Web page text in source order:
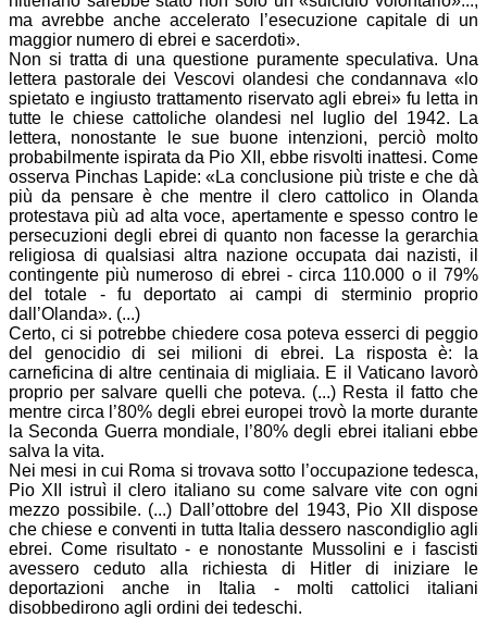
ma avrebbe anche accelerato l’esecuzione capitale di un
maggior numero di ebrei e sacerdoti».
Non si tratta di una questione puramente speculativa. Una
lettera pastorale dei Vescovi olandesi che condannava «lo
spietato e ingiusto trattamento riservato agli ebrei» fu letta in
tutte le chiese cattoliche olandesi nel luglio del 1942. La
lettera, nonostante le sue buone intenzioni, perciò molto
probabilmente ispirata da Pio XII, ebbe risvolti inattesi. Come
osserva Pinchas Lapide: «La conclusione più triste e che dà
più da pensare è che mentre il clero cattolico in Olanda
protestava più ad alta voce, apertamente e spesso contro le
persecuzioni degli ebrei di quanto non facesse la gerarchia
religiosa di qualsiasi altra nazione occupata dai nazisti, il
contingente più numeroso di ebrei - circa 110.000 o il 79%
del totale - fu deportato ai campi di sterminio proprio
dall’Olanda». (...)
Certo, ci si potrebbe chiedere cosa poteva esserci di peggio
del genocidio di sei milioni di ebrei. La risposta è: la
carneficina di altre centinaia di migliaia. E il Vaticano lavorò
proprio per salvare quelli che poteva. (...) Resta il fatto che
mentre circa l’80% degli ebrei europei trovò la morte durante
la Seconda Guerra mondiale, l’80% degli ebrei italiani ebbe
salva la vita.
Nei mesi in cui Roma si trovava sotto l’occupazione tedesca,
Pio XII istruì il clero italiano su come salvare vite con ogni
mezzo possibile. (...) Dall’ottobre del 1943, Pio XII dispose
che chiese e conventi in tutta Italia dessero nascondiglio agli
ebrei. Come risultato - e nonostante Mussolini e i fascisti
avessero ceduto alla richiesta di Hitler di iniziare le
deportazioni anche in Italia - molti cattolici italiani
disobbedirono agli ordini dei tedeschi.